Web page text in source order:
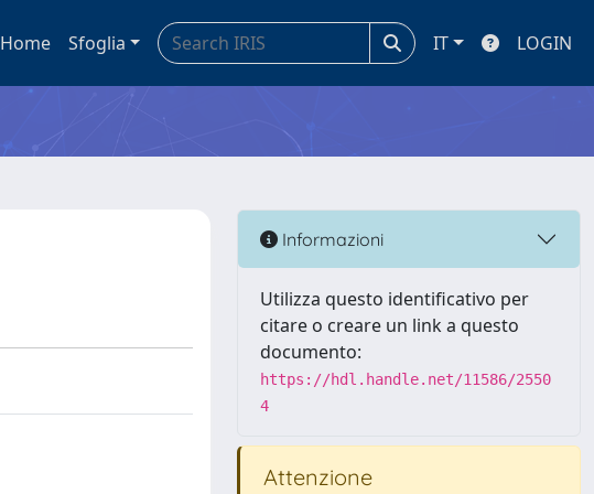
Home Sfoglia IT LOGIN
Informazioni
Utilizza questo identificativo per
citare o creare un link a questo
documento:
https://hdl.handle.net/11586/2550
4
Attenzione